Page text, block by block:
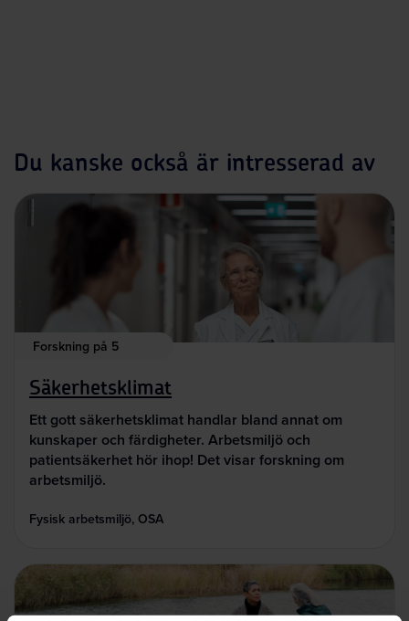
Du kanske också är intresserad av
Forskning på 5
Säkerhetsklimat
Ett gott säkerhetsklimat handlar bland annat om
kunskaper och färdigheter. Arbetsmiljö och
patientsäkerhet hör ihop! Det visar forskning om
arbetsmiljö.
Fysisk arbetsmiljö, OSA